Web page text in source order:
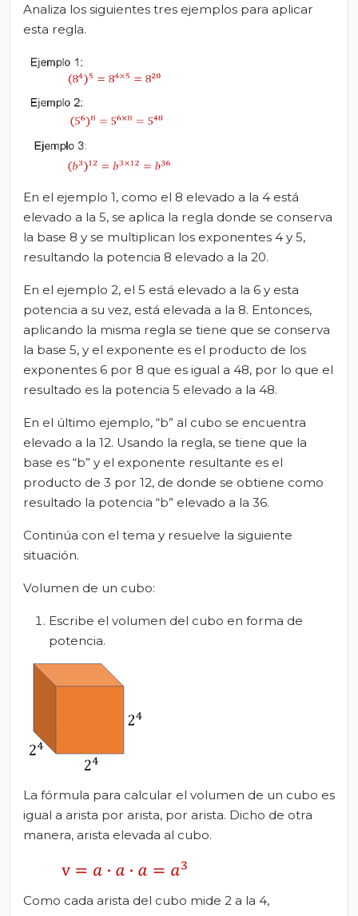
Analiza los siguientes tres ejemplos para aplicar
esta regla.
En el ejemplo 1, como el 8 elevado a la 4 está
elevado a la 5, se aplica la regla donde se conserva
la base 8 y se multiplican los exponentes 4 y 5,
resultando la potencia 8 elevado a la 20.
En el ejemplo 2, el 5 está elevado a la 6 y esta
potencia a su vez, está elevada a la 8. Entonces,
aplicando la misma regla se tiene que se conserva
la base 5, y el exponente es el producto de los
exponentes 6 por 8 que es igual a 48, por lo que el
resultado es la potencia 5 elevado a la 48.
En el último ejemplo, “b” al cubo se encuentra
elevado a la 12. Usando la regla, se tiene que la
base es “b” y el exponente resultante es el
producto de 3 por 12, de donde se obtiene como
resultado la potencia “b” elevado a la 36.
Continúa con el tema y resuelve la siguiente
situación.
Volumen de un cubo:
Escribe el volumen del cubo en forma de
potencia.
La fórmula para calcular el volumen de un cubo es
igual a arista por arista, por arista. Dicho de otra
manera, arista elevada al cubo.
Como cada arista del cubo mide 2 a la 4,